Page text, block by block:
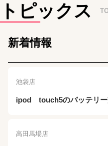
トピックス
新着情報
池袋店
ipod touch5のバッテリー
高田馬場店